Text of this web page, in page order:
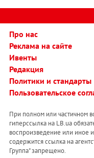
Про нас
Реклама на сайте
Ивенты
Редакция
Политики и стандарты
Пользовательское
При полном или частичном
гиперссылка на LB.ua
воспроизведение или иное
содержится ссылка на
Группа" запрещено.